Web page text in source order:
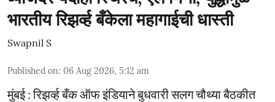
भारतीय रिझर्व्ह बँकेला महागाईची धास्ती
Swapnil S
Published on: 06 Aug 2026, 5:12 am
मुंबई : रिझर्व्ह बँक ऑफ इंडियाने बुधवारी सलग चौथ्या बैठकीत